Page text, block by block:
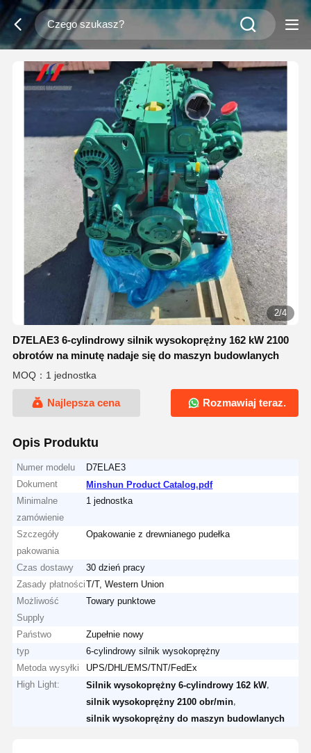
2/4
D7ELAE3 6-cylindrowy silnik wysokoprężny 162 kW 2100
obrotów na minutę nadaje się do maszyn budowlanych
MOQ：1 jednostka
Najlepsza cena Rozmawiaj teraz.
Opis Produktu
Numer modelu
D7ELAE3
Dokument
Minshun Product Catalog.pdf
Minimalne
zamówienie
1 jednostka
Szczegóły
pakowania
Opakowanie z drewnianego pudełka
Czas dostawy
30 dzień pracy
Zasady płatnościT/T, Western Union
Możliwość
Supply
Towary punktowe
Państwo
Zupełnie nowy
typ
6-cylindrowy silnik wysokoprężny
Metoda wysyłki
UPS/DHL/EMS/TNT/FedEx
High Light:
Silnik wysokoprężny 6-cylindrowy 162 kW,
silnik wysokoprężny 2100 obr/min
silnik wysokoprężny do maszyn budowlanych